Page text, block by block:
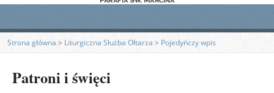
Strona główna> Liturgiczna Służba Ołtarza > Pojedyńczy wpis
Patroni i święci